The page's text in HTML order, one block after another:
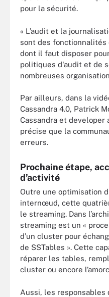
pour la sécurité.
« L’audit et la
sont des
dont il faut disposer
politiques d'audit et de
nombreuses
Par ailleurs, dans la
Cassandra 4.0, Patrick
Cassandra et developer
précise que la
erreurs.
Prochaine étape,
d’activité
Outre une optimisation
internœud, cette
le streaming. Dans
streaming est un «
d’un cluster pour
de SSTables ». Cette
réparer les tables,
cluster ou encore
Aussi, les